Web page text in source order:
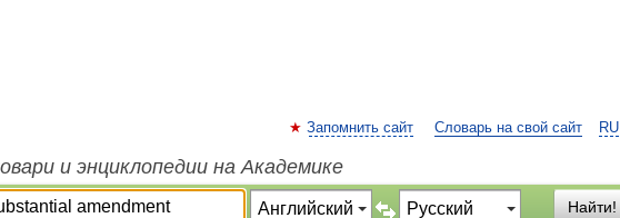
RU
Запомнить сайт Словарь на свой сайт
и энциклопедии на Академике
Найти!